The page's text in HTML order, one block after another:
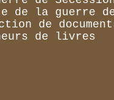
de la guerre
de
de livres